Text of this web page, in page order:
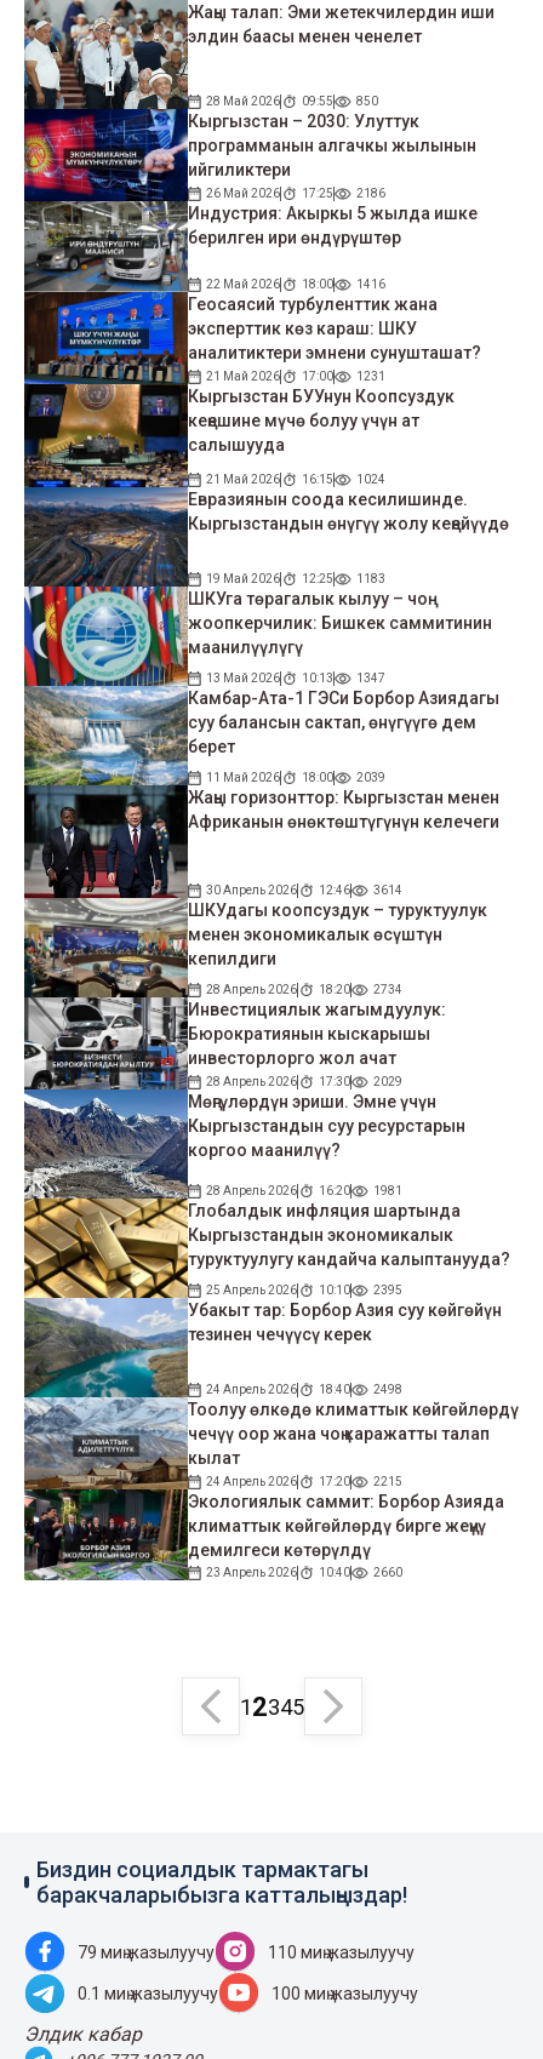
Жаңы талап: Эми жетекчилердин иши
элдин баасы менен ченелет
28 Май 2026 09:55 850
Кыргызстан – 2030: Улуттук
программанын алгачкы жылынын
ийгиликтери
26 Май 2026 17:25 2186
Индустрия: Акыркы 5 жылда ишке
берилген ири өндүрүштөр
22 Май 2026 18:00 1416
Геосаясий турбуленттик жана
эксперттик көз караш: ШКУ
аналитиктери эмнени сунушташат?
21 Май 2026 17:00 1231
Кыргызстан БУУнун Коопсуздук
кеңешине мүчө болуу үчүн ат
салышууда
21 Май 2026 16:15 1024
Евразиянын соода кесилишинде.
Кыргызстандын өнүгүү жолу кеңейүүдө
19 Май 2026 12:25 1183
ШКУга төрагалык кылуу – чоң
жоопкерчилик: Бишкек саммитинин
маанилүүлүгү
13 Май 2026 10:13 1347
Камбар-Ата-1 ГЭСи Борбор Азиядагы
суу балансын сактап, өнүгүүгө дем
берет
11 Май 2026 18:00 2039
Жаңы горизонттор: Кыргызстан менен
Африканын өнөктөштүгүнүн келечеги
30 Апрель 2026 12:46 3614
ШКУдагы коопсуздук – туруктуулук
менен экономикалык өсүштүн
кепилдиги
28 Апрель 2026 18:20 2734
Инвестициялык жагымдуулук:
Бюрократиянын кыскарышы
инвесторлорго жол ачат
28 Апрель 2026 17:30 2029
Мөңгүлөрдүн эриши. Эмне үчүн
Кыргызстандын суу ресурстарын
коргоо маанилүү?
28 Апрель 2026 16:20 1981
Глобалдык инфляция шартында
Кыргызстандын экономикалык
туруктуулугу кандайча калыптанууда?
25 Апрель 2026 10:10 2395
Убакыт тар: Борбор Азия суу көйгөйүн
тезинен чечүүсү керек
24 Апрель 2026 18:40 2498
Тоолуу өлкөдө климаттык көйгөйлөрдү
чечүү оор жана чоң каражатты талап
кылат
24 Апрель 2026 17:20 2215
Экологиялык саммит: Борбор Азияда
климаттык көйгөйлөрдү бирге жеңүү
демилгеси көтөрүлдү
23 Апрель 2026 10:40 2660
12345
Биздин социалдык тармактагы
баракчаларыбызга катталыңыздар!
79 миң жазылуучу 110 миң жазылуучу
0.1 миң жазылуучу 100 миң жазылуучу
Элдик кабар